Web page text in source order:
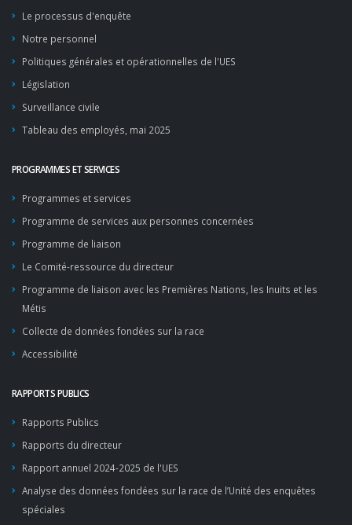
Le processus d'enquête
Notre personnel
Politiques générales et opérationnelles de l'UES
Législation
Surveillance civile
Tableau des employés, mai 2025
PROGRAMMES ET SERVICES
Programmes et services
Programme de services aux personnes concernées
Programme de liaison
Le Comité-ressource du directeur
Programme de liaison avec les Premières Nations, les Inuits et les
Métis
Collecte de données fondées sur la race
Accessibilité
RAPPORTS PUBLICS
Rapports Publics
Rapports du directeur
Rapport annuel 2024-2025 de l'UES
Analyse des données fondées sur la race de l’Unité des enquêtes
spéciales